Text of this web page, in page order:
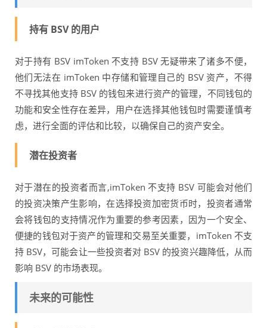
持有 BSV 的用户
对于持有 BSV imToken 不支持 BSV 无疑带来了诸多不便，
他们无法在 imToken 中存储和管理自己的 BSV 资产，不得
不寻找其他支持 BSV 的钱包来进行资产的管理，不同钱包的
功能和安全性存在差异，用户在选择其他钱包时需要谨慎考
虑，进行全面的评估和比较，以确保自己的资产安全。
潜在投资者
对于潜在的投资者而言,imToken 不支持 BSV 可能会对他们
的投资决策产生影响，在选择投资加密货币时，投资者通常
会将钱包的支持情况作为重要的参考因素，因为一个安全、
便捷的钱包对于资产的管理和交易至关重要，imToken 不支
持 BSV，可能会让一些投资者对 BSV 的投资兴趣降低，从而
影响 BSV 的市场表现。
未来的可能性